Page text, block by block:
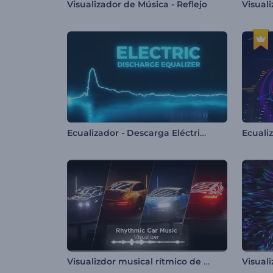
Visualizador de Música - Reflejo
Ecualizador - Descarga Eléctrica
Visualizdor musical rítmico de automóvil